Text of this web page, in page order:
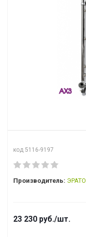
код 5116-9197
Производитель: ЭРАТО
23 230 руб./шт.